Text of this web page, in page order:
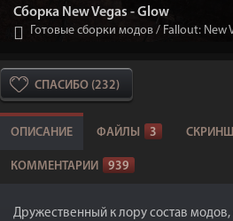
Сборка New Vegas - Glow
Готовые сборки модов / Fallout: New
СПАСИБО (232)
ОПИСАНИЕ ФАЙЛЫ 3
КОММЕНТАРИИ 939
Дружественный к лору состав